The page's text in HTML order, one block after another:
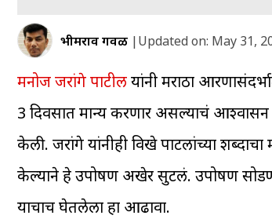
भीमराव गवळी |Updated on: May 31,
मनोज जरांगे पाटीलयांनी मराठा
3 दिवसात मान्य करणार असल्याचं आश्वासन
केली. जरांगे यांनीही विखे पाटलांच्या
केल्याने हे उपोषण अखेर सुटलं. उपोषण
याचाच घेतलेला हा आढावा.